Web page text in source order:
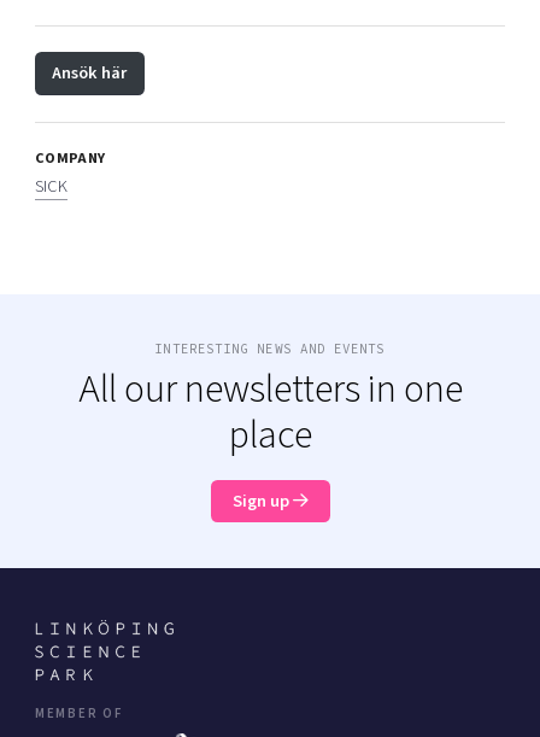
Ansök här
COMPANY
SICK
INTERESTING NEWS AND EVENTS
All our newsletters in one
place
Sign up
MEMBER OF